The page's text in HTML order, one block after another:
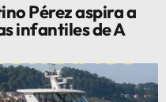
Pérez aspira a
infantiles de A